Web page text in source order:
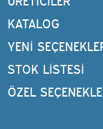
KATALOG
YENI
STOK LISTESI
ÖZEL